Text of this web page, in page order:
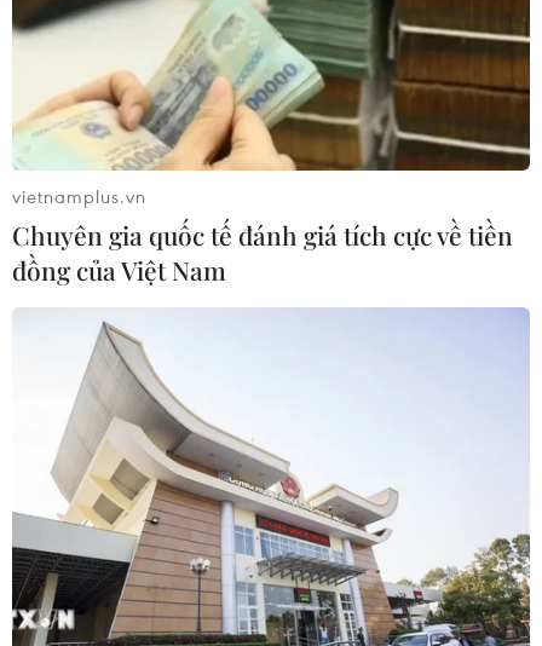
cho biết, trong 9 tháng đầu năm 2023, Đức đã phê
duyệt xuất khẩu số vũ khí có giá trị cao hơn cả năm
Serbia đình chỉ xuất khẩu vũ khí nhằm
tăng năng lực sẵn sàng chiến đấu
15/07/2023 02:00
vietnamplus.vn
Chuyên gia quốc tế đánh giá tích cực về tiền
đồng của Việt Nam